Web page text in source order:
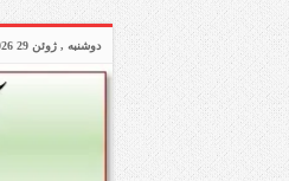
دوشنبه , ژوئن 29 2026